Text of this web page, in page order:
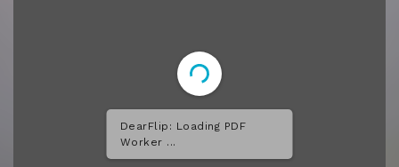
DearFlip: Loading PDF
Worker ...